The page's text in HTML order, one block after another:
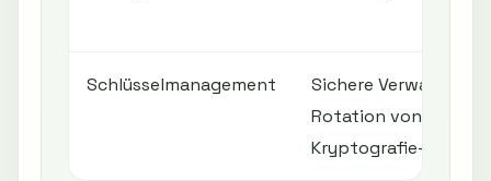
Schlüsselmanagement
Sichere Verwaltung
Rotation von
Kryptografie-